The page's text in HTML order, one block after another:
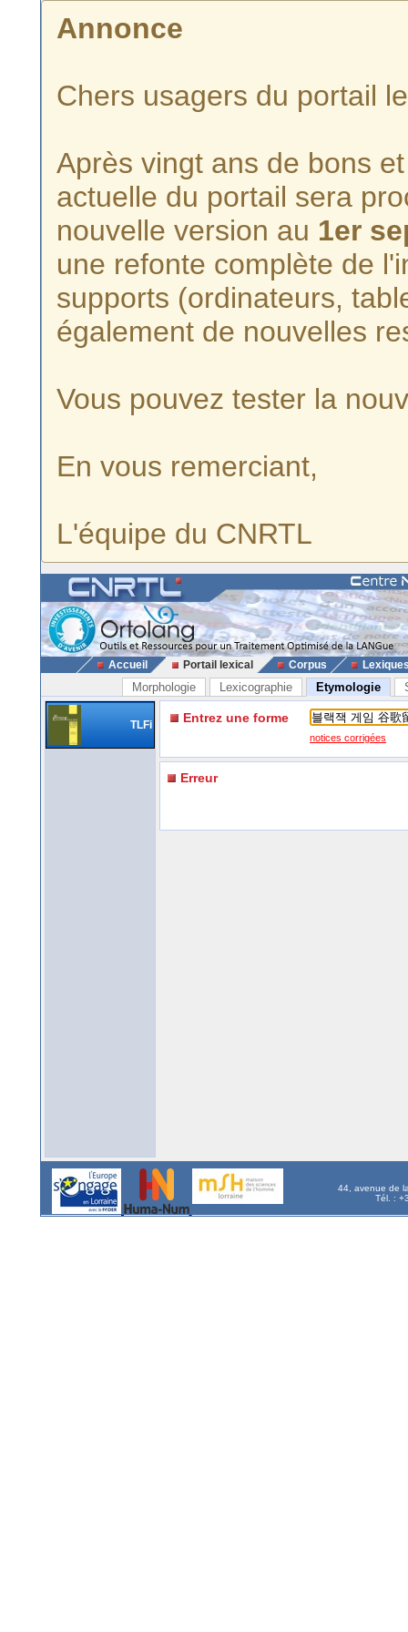
Annonce
Chers usagers du portail
Après vingt ans de bons
actuelle du portail sera
nouvelle version au 1er
une refonte complète de
supports (ordinateurs,
également de nouvelles
Vous pouvez tester la
En vous remerciant,
L'équipe du CNRTL
Accueil Portail lexical Corpus
Morphologie Lexicographie Etymologie
TLFi Entrez une forme
notices corrigées
Erreur
44, avenue de
Tél. :